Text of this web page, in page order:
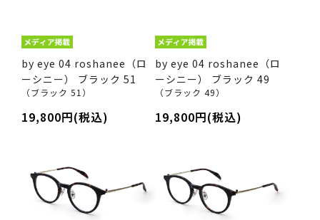
by eye 04 roshanee（ロ
ーシニー） ブラック 51
（ブラック 51）
19,800円(税込)
by eye 04 roshanee（ロ
ーシニー） ブラック 49
（ブラック 49）
19,800円(税込)